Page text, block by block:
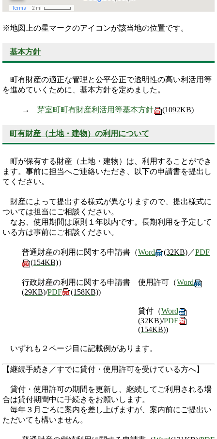
※地図上の星マークのアイコンが該当地の位置です。
基本方針
町有財産の適正な管理と公平公正で透明性の高い利活用等
を進めていくために、基本方針を定めました。
→ 芽室町町有財産利活用等基本方針 (1092KB)
町有財産（土地・建物）の利用について
町が保有する財産（土地・建物）は、利用することができ
ます。事前に担当へご連絡いただき、以下の申請書を提出し
てください。
財産によって提出する様式が異なりますので、提出様式に
ついては担当にご相談ください。
なお、使用期間は原則１年以内です。長期利用を予定して
いる方は事前にご相談ください。
普通財産の利用に関する申請書（Word (32KB)／PDF
(154KB)）
行政財産の利用に関する申請書 使用許可（Word
(29KB)/PDF (158KB))
貸付（Word
(32KB)/PDF
(154KB))
いずれも２ページ目に記載例があります。
【継続手続き／すでに貸付・使用許可を受けている方へ】
貸付・使用許可の期間を更新し、継続してご利用される場
合は貸付期間中に手続きをお願いします。
毎年３月ごろに案内を差し上げますが、案内前にご提出い
ただいても構いません。